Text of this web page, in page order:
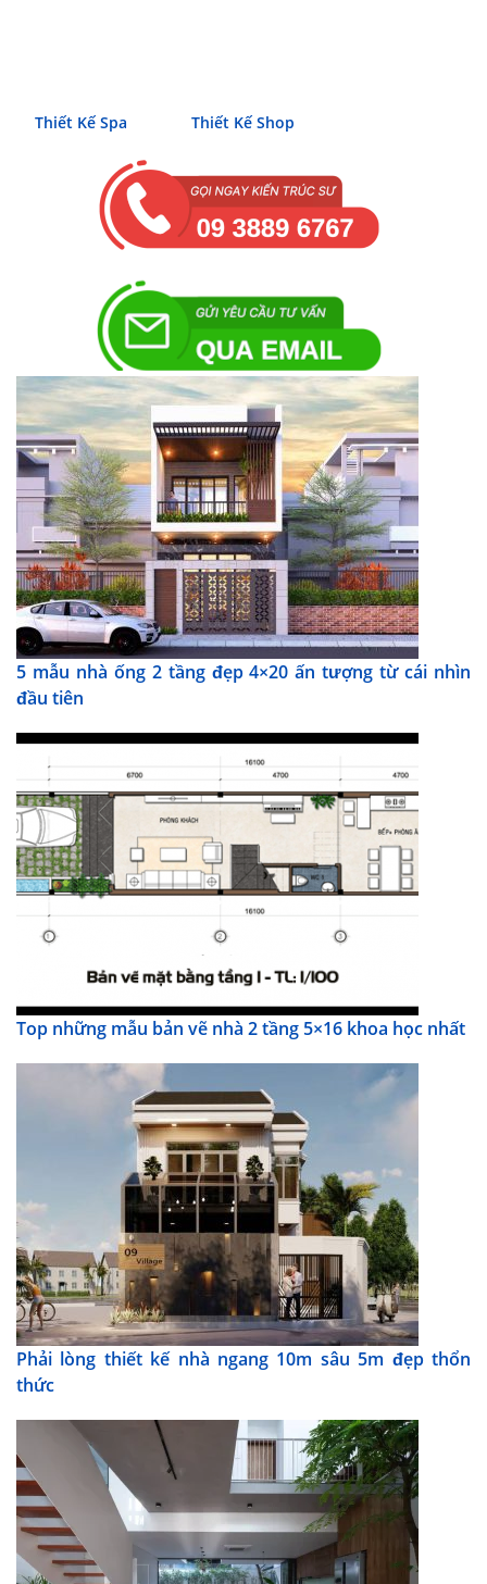
Thiết Kế Spa Thiết Kế Shop
5 mẫu nhà ống 2 tầng đẹp 4×20 ấn tượng từ cái nhìn
đầu tiên
Top những mẫu bản vẽ nhà 2 tầng 5×16 khoa học nhất
Phải lòng thiết kế nhà ngang 10m sâu 5m đẹp thổn
thức